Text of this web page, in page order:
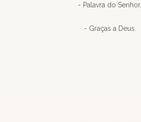
- Palavra do Senhor.
- Graças a Deus.